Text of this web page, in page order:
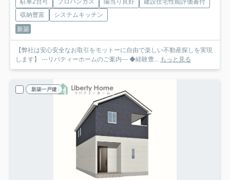
駐車2台可 プロパンガス 陽当り良好
建設住宅性能評価書付
収納豊富
システムキッチン
新築
【弊社は安心安全なお取引をモットーに自由で楽しい不動産探しを実現
します】 ---リバティーホームのご案内--- ◆経験豊... もっと見る
新築一戸建